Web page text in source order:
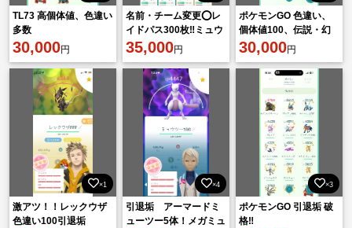
TL73 高個体値、色違い
多数
30,000円
名前・チーム変更⭕️レ
イドパス300枚‼️ミュウ
ツー高個体XXL
35,000円
ポケモンGO 色違い、
個体値100、伝説・幻
のポケモン多数
30,000円
×1
激アツ！！レックウザ
色違い100引退垢
×4
引退垢 アーマードミ
ューツー5体！メガミュ
×3
ポケモンGO 引退垢 破
格‼️